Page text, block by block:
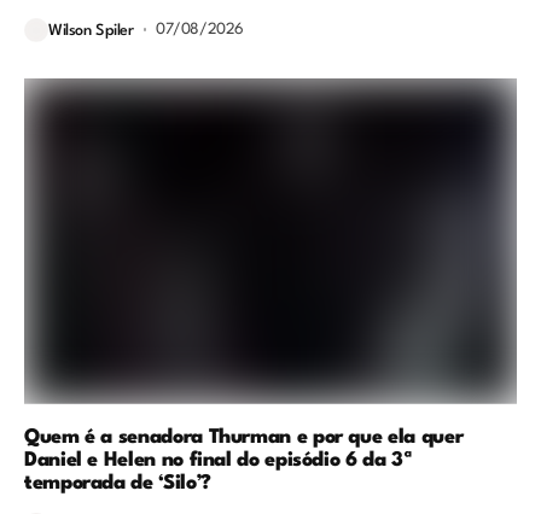
Wilson Spiler 07/08/2026
Quem é a senadora Thurman e por que ela quer
Daniel e Helen no final do episódio 6 da 3ª
temporada de ‘Silo’?